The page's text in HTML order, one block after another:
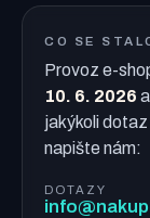
CO SE
Provoz e-
10. 6. 2026
jakýkoli
napište nám:
DOTAZY